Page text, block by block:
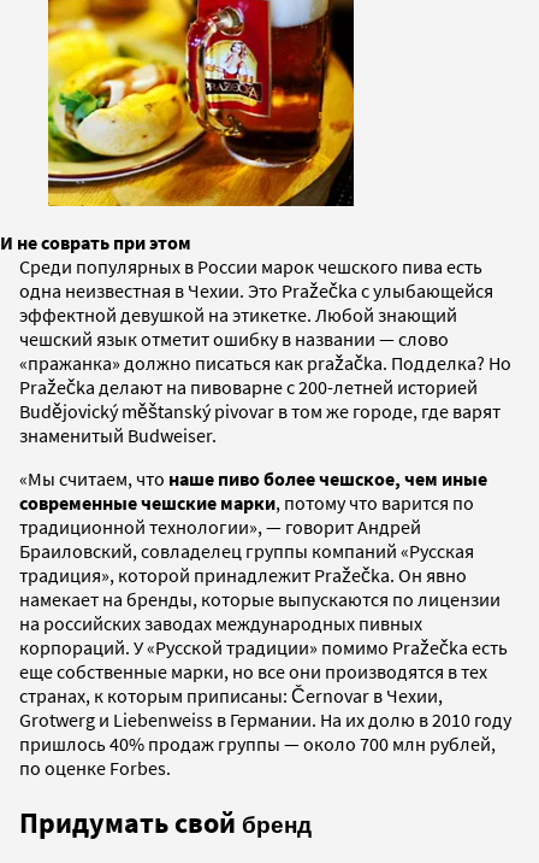
И не соврать при этом
Среди популярных в России марок чешского пива есть
одна неизвестная в Чехии. Это Pražečka с улыбающейся
эффектной девушкой на этикетке. Любой знающий
чешский язык отметит ошибку в названии — слово
«пражанка» должно писаться как pražačka. Подделка? Но
Pražečka делают на пивоварне с 200-летней историей
Budějovický měštanský pivovar в том же городе, где варят
знаменитый Budweiser.
«Мы считаем, что наше пиво более чешское, чем иные
современные чешские марки, потому что варится по
традиционной технологии», — говорит Андрей
Браиловский, совладелец группы компаний «Русская
традиция», которой принадлежит Pražečka. Он явно
намекает на бренды, которые выпускаются по лицензии
на российских заводах международных пивных
корпораций. У «Русской традиции» помимо Pražečka есть
еще собственные марки, но все они производятся в тех
странах, к которым приписаны: Černovar в Чехии,
Grotwerg и Liebenweiss в Германии. На их долю в 2010 году
пришлось 40% продаж группы — около 700 млн рублей,
по оценке Forbes.
Придумать свой бренд